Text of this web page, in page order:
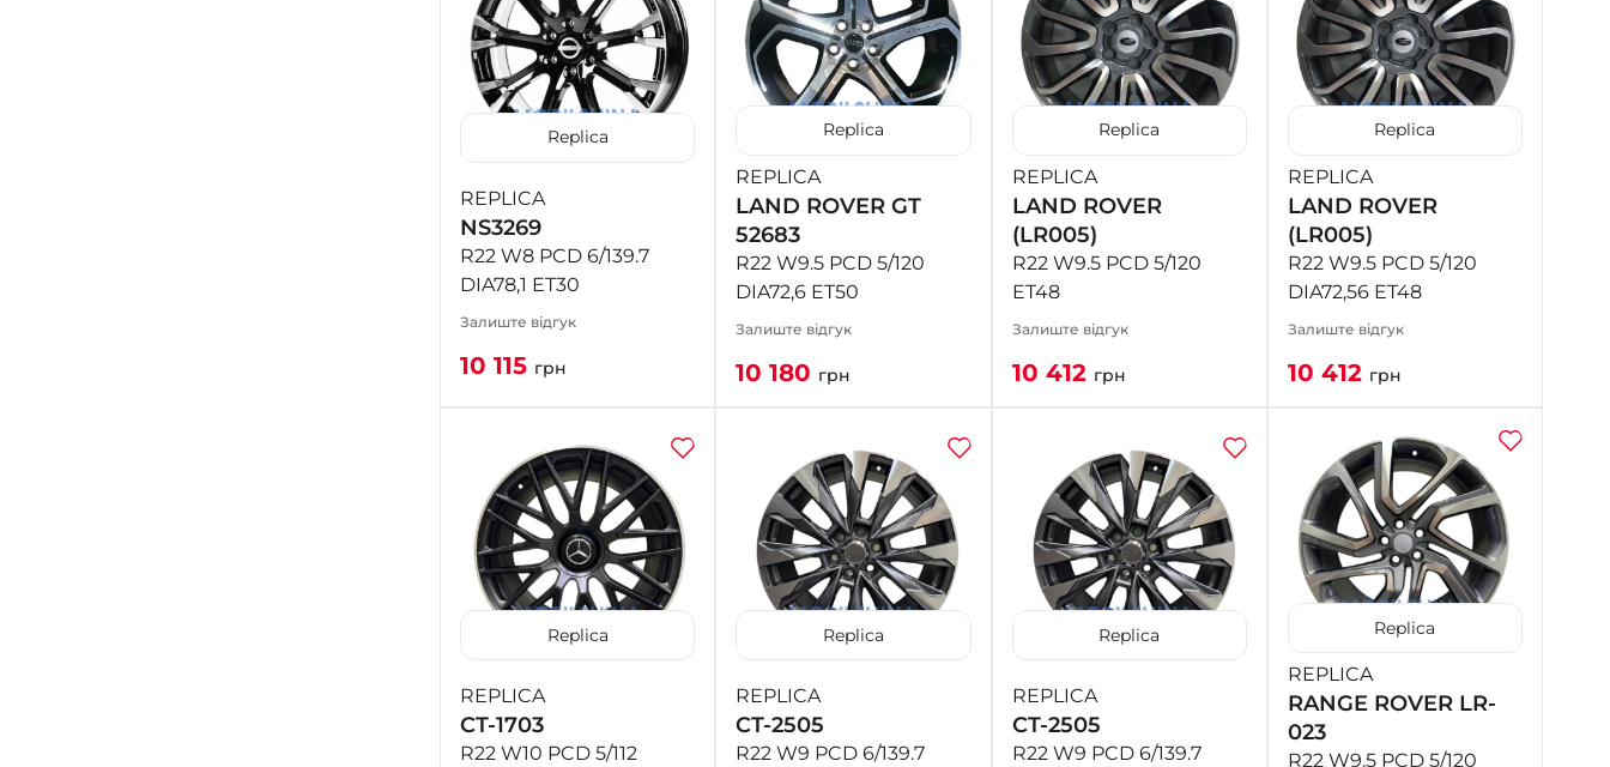
Replica
REPLICA
NS3269
R22 W8 PCD 6/139.7
DIA78,1 ET30
Залиште відгук
10 115 грн
Replica
REPLICA
LAND ROVER GT
52683
R22 W9.5 PCD 5/120
DIA72,6 ET50
Залиште відгук
10 180 грн
Replica
REPLICA
LAND ROVER
(LR005)
R22 W9.5 PCD 5/120
ET48
Залиште відгук
10 412 грн
Replica
REPLICA
LAND ROVER
(LR005)
R22 W9.5 PCD 5/120
DIA72,56 ET48
Залиште відгук
10 412 грн
Replica
REPLICA
CT-1703
R22 W10 PCD 5/112
Replica
REPLICA
CT-2505
R22 W9 PCD 6/139.7
Replica
REPLICA
CT-2505
R22 W9 PCD 6/139.7
Replica
REPLICA
RANGE ROVER LR-
023
R22 W9.5 PCD 5/120